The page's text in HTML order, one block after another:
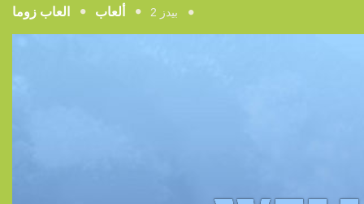
العاب زوما ألعاب بيدز 2